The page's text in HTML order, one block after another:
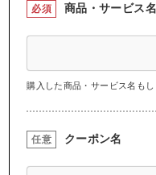
必須 商品・サービス名
購入した商品・サービス名も
任意 クーポン名